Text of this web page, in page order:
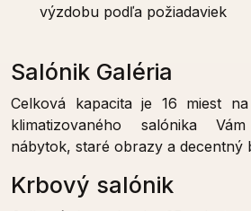
výzdobu podľa požiadaviek
Salónik Galéria
Celková kapacita je 16 miest na
klimatizovaného salónika
nábytok, staré obrazy a decentný
Krbový salónik